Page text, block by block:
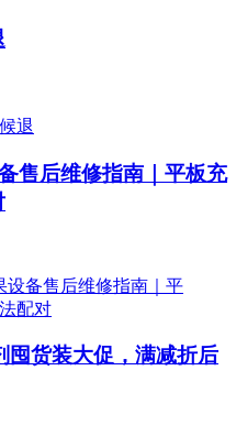
售后维修指南｜平板充
囤货装大促，满减折后